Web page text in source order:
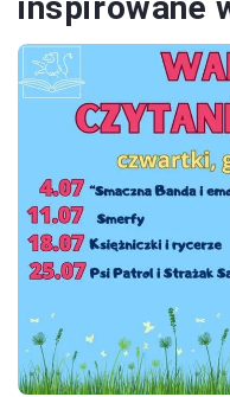
inspirowane